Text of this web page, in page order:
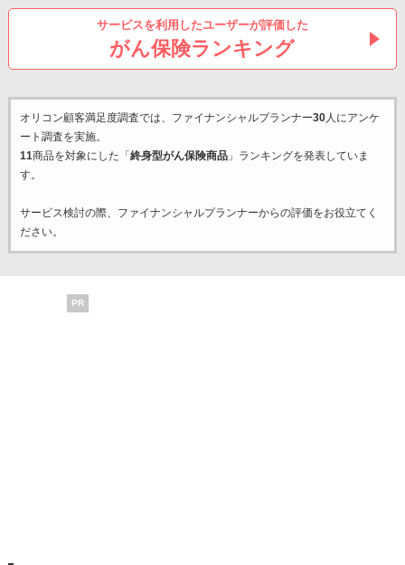
サービスを利用したユーザーが評価した
がん保険ランキング
オリコン顧客満足度調査では、ファイナンシャルプランナー30人にアンケ
ート調査を実施。
11商品を対象にした「 終身型がん保険商品」ランキングを発表していま
す。
サービス検討の際、ファイナンシャルプランナーからの評価をお役立てく
ださい。
PR